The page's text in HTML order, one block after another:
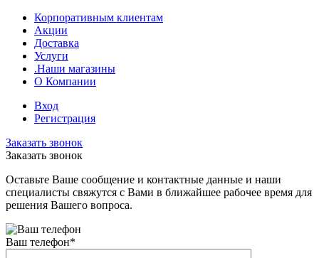
Корпоративным клиентам
Акции
Доставка
Услуги
.Наши магазины
О Компании
Вход
Регистрация
Заказать звонок
Заказать звонок
Оставьте Ваше сообщение и контактные данные и наши
специалисты свяжутся с Вами в ближайшее рабочее время для
решения Вашего вопроса.
Ваш телефон*